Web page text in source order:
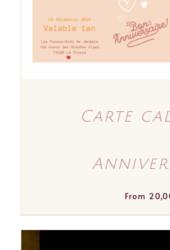
Carte
From